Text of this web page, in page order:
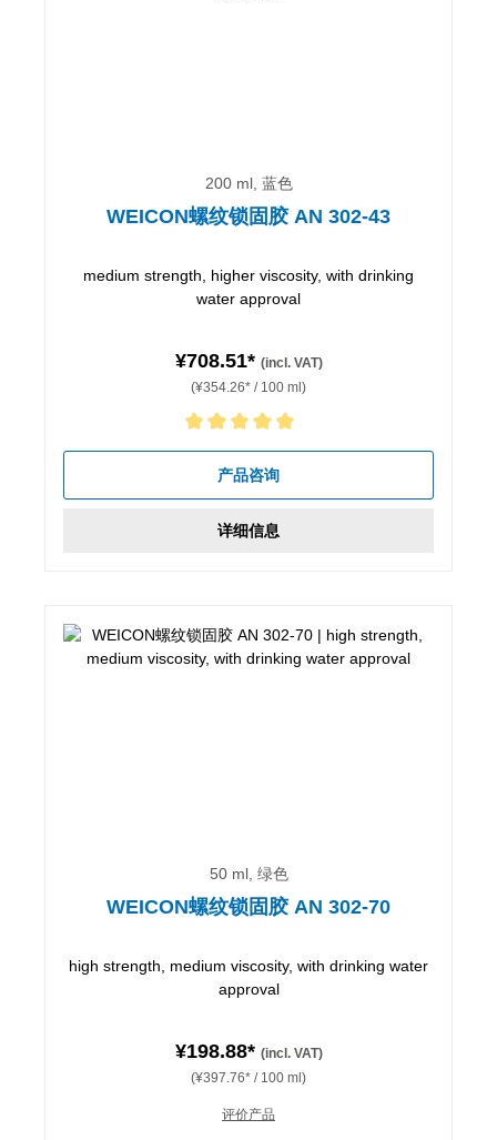
200 ml, 蓝色
WEICON螺纹锁固胶 AN 302-43
medium strength, higher viscosity, with drinking
water approval
¥708.51* (incl. VAT)
(¥354.26* / 100 ml)
Average rating of 5 out of 5 stars
产品咨询
详细信息
50 ml, 绿色
WEICON螺纹锁固胶 AN 302-70
high strength, medium viscosity, with drinking water
approval
¥198.88* (incl. VAT)
(¥397.76* / 100 ml)
评价产品